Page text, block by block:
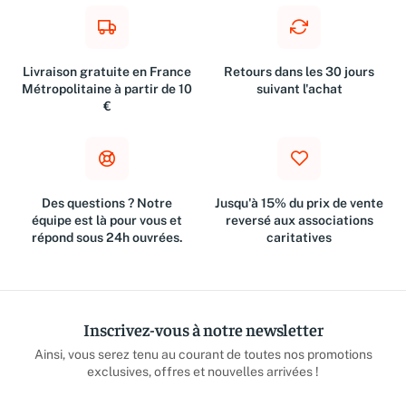
Livraison gratuite en France
Métropolitaine à partir de 10
€
Retours dans les 30 jours
suivant l'achat
Des questions ? Notre
équipe est là pour vous et
répond sous 24h ouvrées.
Jusqu'à 15% du prix de vente
reversé aux associations
caritatives
Inscrivez-vous à notre newsletter
Ainsi, vous serez tenu au courant de toutes nos promotions
exclusives, offres et nouvelles arrivées !